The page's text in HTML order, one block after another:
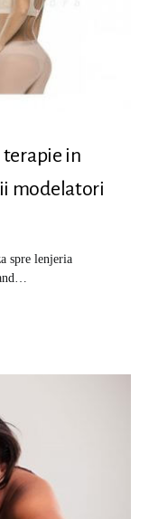
terapie in
modelatori
spre lenjeria